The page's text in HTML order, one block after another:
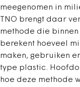
meegenomen in
TNO brengt daar
methode die binnen
berekent hoeveel
maken, gebruiken
type plastic.
hoe deze methode